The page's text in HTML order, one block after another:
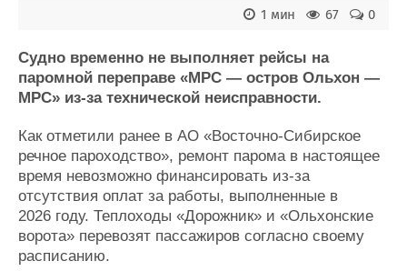
Пульс
Новости
Компании
Работа
Крюинг
Журнал
Реклама
Доска объявлений
Продажа флота
Оборудование
Материалы
Услуги
Конференции
0
67
1 мин
Судно временно не выполняет рейсы на
паромной переправе «МРС — остров Ольхон —
МРС» из-за технической неисправности.
Как отметили ранее в АО «Восточно-Сибирское
речное пароходство», ремонт парома в настоящее
время невозможно финансировать из-за
отсутствия оплат за работы, выполненные в
2026 году. Теплоходы «Дорожник» и «Ольхонские
ворота» перевозят пассажиров согласно своему
расписанию.